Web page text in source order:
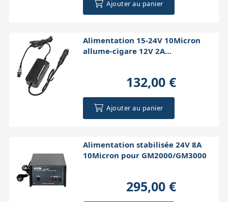
Ajouter au panier
Alimentation 15-24V 10Micron
allume-cigare 12V 2A
132,00 €
Ajouter au panier
Alimentation stabilisée 24V 8A
10Micron pour GM2000/GM3000
295,00 €